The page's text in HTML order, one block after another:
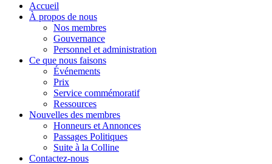
Accueil
À propos de nous
Nos membres
Gouvernance
Personnel et administration
Ce que nous faisons
Événements
Prix
Service commémoratif
Ressources
Nouvelles des membres
Honneurs et Annonces
Passages Politiques
Suite à la Colline
Contactez-nous